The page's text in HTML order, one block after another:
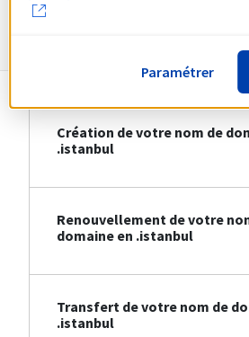
Création de votre nom de
.istanbul
Renouvellement de votre
domaine en .istanbul
Transfert de votre nom de
.istanbul
Paramétrer